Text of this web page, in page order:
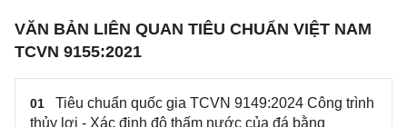
VĂN BẢN LIÊN QUAN TIÊU CHUẨN VIỆT NAM
TCVN 9155:2021
01
Tiêu chuẩn quốc gia TCVN 9149:2024 Công trình
thủy lợi - Xác định độ thấm nước của đá bằng